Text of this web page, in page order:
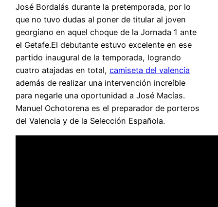
José Bordalás durante la pretemporada, por lo
que no tuvo dudas al poner de titular al joven
georgiano en aquel choque de la Jornada 1 ante
el Getafe.El debutante estuvo excelente en ese
partido inaugural de la temporada, logrando
cuatro atajadas en total, camiseta del valencia
además de realizar una intervención increíble
para negarle una oportunidad a José Macías.
Manuel Ochotorena es el preparador de porteros
del Valencia y de la Selección Española.